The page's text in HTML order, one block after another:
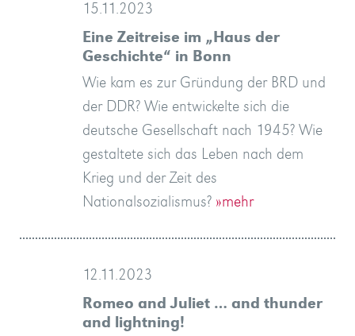
15.11.2023
Eine Zeitreise im „Haus der
Geschichte“ in Bonn
Wie kam es zur Gründung der BRD und
der DDR? Wie entwickelte sich die
deutsche Gesellschaft nach 1945? Wie
gestaltete sich das Leben nach dem
Krieg und der Zeit des
Nationalsozialismus? »mehr
12.11.2023
Romeo and Juliet … and thunder
and lightning!